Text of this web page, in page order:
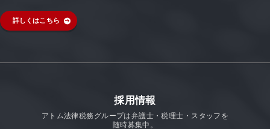
詳しくはこちら
採用情報
アトム法律税務グループは弁護士・税理士・スタッフを
随時募集中。